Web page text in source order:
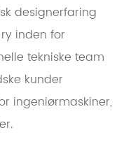
designerfaring
inden for
tekniske team
kunder
ingeniørmaskiner,